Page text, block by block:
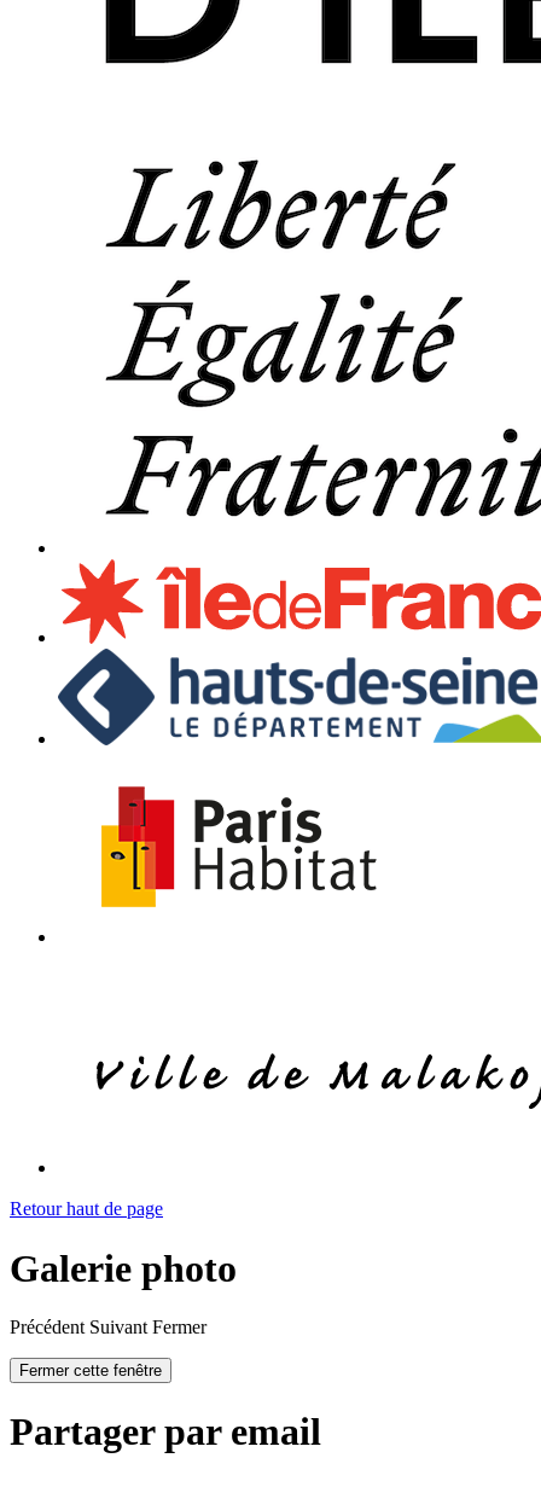
Retour haut de page
Galerie photo
Précédent Suivant Fermer
Fermer cette fenêtre
Partager par email